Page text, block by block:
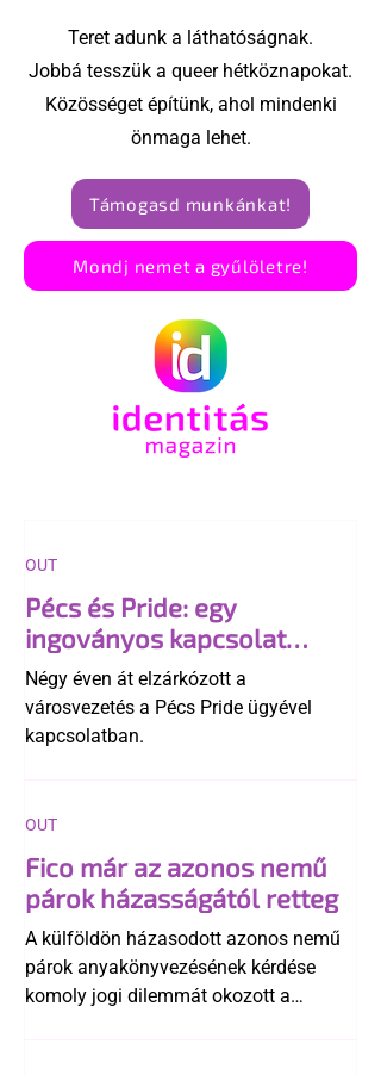
Teret adunk a láthatóságnak.
Jobbá tesszük a queer hétköznapokat.
Közösséget építünk, ahol mindenki
önmaga lehet.
Támogasd munkánkat!
Mondj nemet a gyűlöletre!
Pécs és Pride: egy
ingoványos kapcsolat
története
Négy éven át elzárkózott a
városvezetés a Pécs Pride ügyével
kapcsolatban.
OUT
Fico már az azonos nemű
párok házasságától retteg
A külföldön házasodott azonos nemű
párok anyakönyvezésének kérdése
komoly jogi dilemmát okozott a
OUT